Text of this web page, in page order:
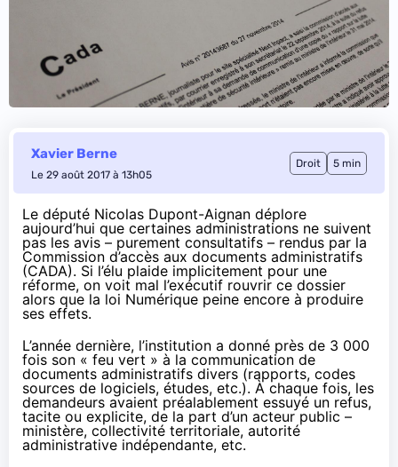
Xavier Berne
Le 29 août 2017 à 13h05
Droit 5 min
Le député Nicolas Dupont-Aignan déplore
aujourd’hui que certaines administrations ne suivent
pas les avis – purement consultatifs – rendus par la
Commission d’accès aux documents administratifs
(CADA). Si l’élu plaide implicitement pour une
réforme, on voit mal l’exécutif rouvrir ce dossier
alors que la loi Numérique peine encore à produire
ses effets.
L’année dernière, l’institution a donné près de 3 000
fois son « feu vert » à la communication de
documents administratifs divers (rapports, codes
sources de logiciels, études, etc.). À chaque fois, les
demandeurs avaient préalablement essuyé un refus,
tacite ou explicite, de la part d’un acteur public –
ministère, collectivité territoriale, autorité
administrative indépendante, etc.